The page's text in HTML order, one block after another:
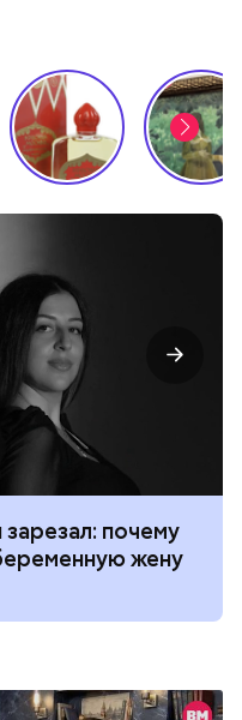
почему
жену